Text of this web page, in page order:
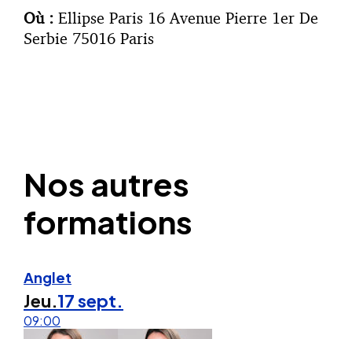
Où : Ellipse Paris 16 Avenue Pierre 1er De
Serbie 75016 Paris
Nos autres
formations
Anglet
Jeu.17 sept.
09:00